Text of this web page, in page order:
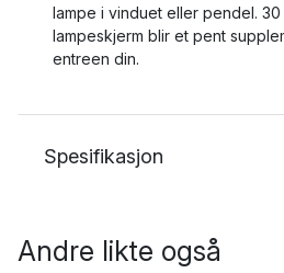
lampe i vinduet eller pendel.
lampeskjerm blir et pent
entreen din.
Spesifikasjon
Andre likte også